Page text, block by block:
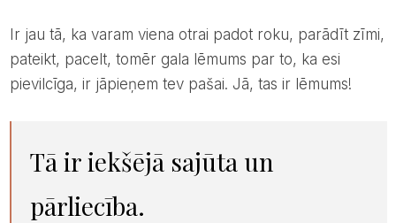
Ir jau tā, ka varam viena otrai padot roku, parādīt zīmi,
pateikt, pacelt, tomēr gala lēmums par to, ka esi
pievilcīga, ir jāpieņem tev pašai. Jā, tas ir lēmums!
Tā ir iekšējā sajūta un
pārliecība.